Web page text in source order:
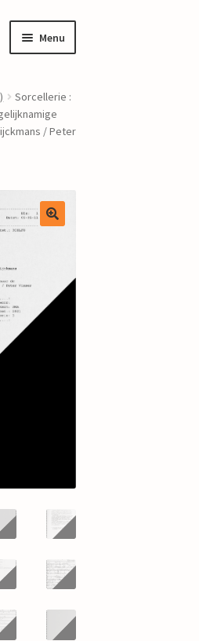
Menu
Submenu
uitvouwen
Sorcellerie :
/ Peter